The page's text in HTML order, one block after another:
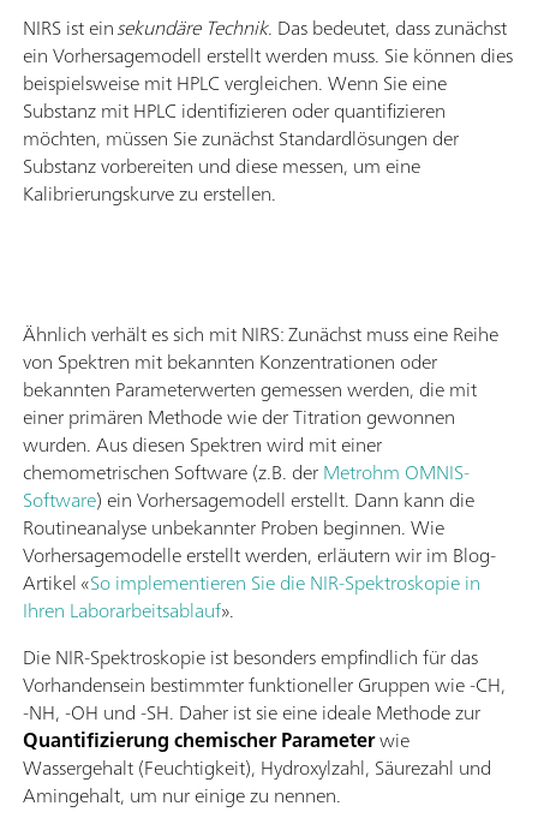
NIRS ist einsekundäre Technik. Das bedeutet, dass zunächst
ein Vorhersagemodell erstellt werden muss. Sie können dies
beispielsweise mit HPLC vergleichen. Wenn Sie eine
Substanz mit HPLC identifizieren oder quantifizieren
möchten, müssen Sie zunächst Standardlösungen der
Substanz vorbereiten und diese messen, um eine
Kalibrierungskurve zu erstellen.
Ähnlich verhält es sich mit NIRS: Zunächst muss eine Reihe
von Spektren mit bekannten Konzentrationen oder
bekannten Parameterwerten gemessen werden, die mit
einer primären Methode wie der Titration gewonnen
wurden. Aus diesen Spektren wird mit einer
chemometrischen Software (z.B. derMetrohm OMNIS-
Software) ein Vorhersagemodell erstellt. Dann kann die
Routineanalyse unbekannter Proben beginnen. Wie
Vorhersagemodelle erstellt werden, erläutern wir im Blog-
Artikel «So implementieren Sie die NIR-Spektroskopie in
Ihren Laborarbeitsablauf».
Die NIR-Spektroskopie ist besonders empfindlich für das
Vorhandensein bestimmter funktioneller Gruppen wie -CH,
-NH, -OH und -SH. Daher ist sie eine ideale Methode zur
Quantifizierung chemischer Parameterwie
Wassergehalt (Feuchtigkeit), Hydroxylzahl, Säurezahl und
Amingehalt, um nur einige zu nennen.